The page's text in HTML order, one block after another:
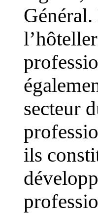
secteur
ils